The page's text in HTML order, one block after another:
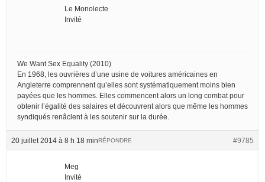
Le Monolecte
Invité
We Want Sex Equality (2010)
En 1968, les ouvrières d’une usine de voitures américaines en
Angleterre comprennent qu’elles sont systématiquement moins bien
payées que les hommes. Elles commencent alors un long combat pour
obtenir l’égalité des salaires et découvrent alors que même les hommes
syndiqués renâclent à les soutenir sur la durée.
20 juillet 2014 à 8 h 18 min #9785
RÉPONDRE
Meg
Invité